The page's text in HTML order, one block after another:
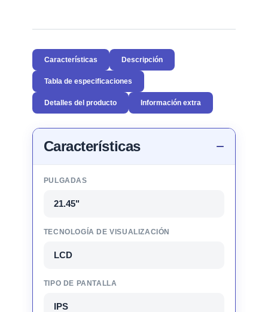
Características Descripción
Tabla de especificaciones
Detalles del producto Información extra
Características
PULGADAS
21.45"
TECNOLOGÍA DE VISUALIZACIÓN
LCD
TIPO DE PANTALLA
IPS